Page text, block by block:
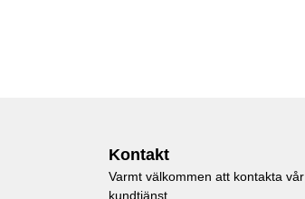
Kontakt
Varmt välkommen att kontakta vår
kundtjänst